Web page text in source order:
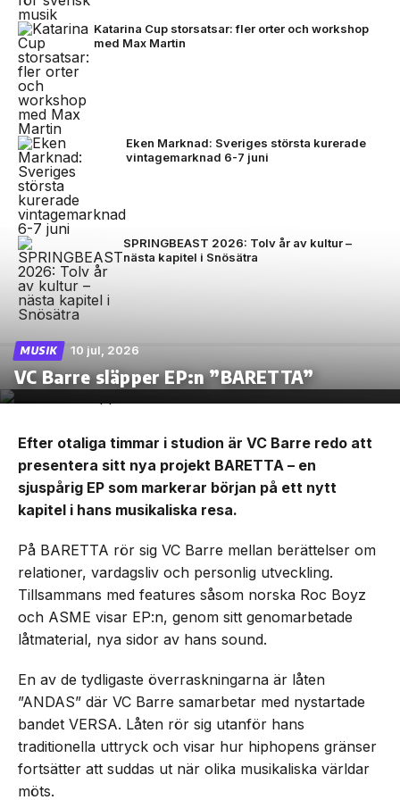
Katarina Cup storsatsar: fler orter och workshop
med Max Martin
Eken Marknad: Sveriges största kurerade
vintagemarknad 6-7 juni
SPRINGBEAST 2026: Tolv år av kultur –
nästa kapitel i Snösätra
MUSIK 10 jul, 2026
VC Barre släpper EP:n ”BARETTA”
Efter otaliga timmar i studion är VC Barre redo att
presentera sitt nya projekt BARETTA – en
sjuspårig EP som markerar början på ett nytt
kapitel i hans musikaliska resa.
På BARETTA rör sig VC Barre mellan berättelser om
relationer, vardagsliv och personlig utveckling.
Tillsammans med features såsom norska Roc Boyz
och ASME visar EP:n, genom sitt genomarbetade
låtmaterial, nya sidor av hans sound.
En av de tydligaste överraskningarna är låten
”ANDAS” där VC Barre samarbetar med nystartade
bandet VERSA. Låten rör sig utanför hans
traditionella uttryck och visar hur hiphopens gränser
fortsätter att suddas ut när olika musikaliska världar
möts.